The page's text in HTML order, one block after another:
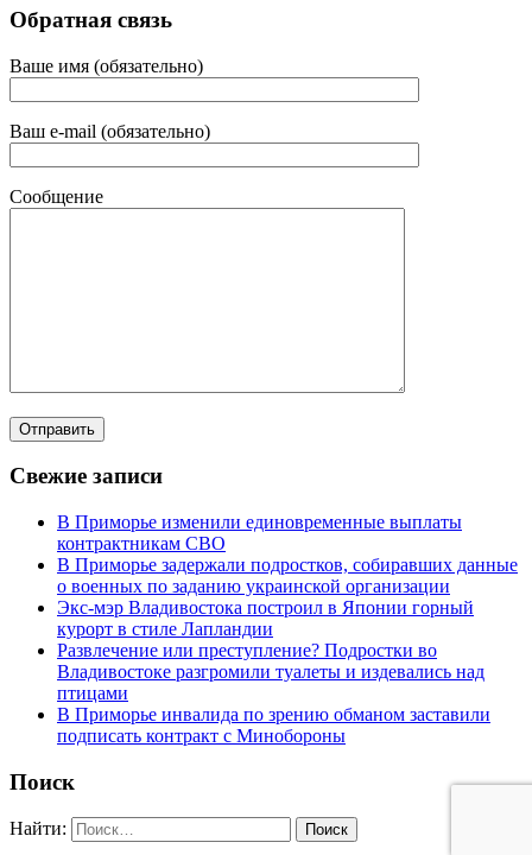
Обратная связь
Ваше имя (обязательно)
Ваш e-mail (обязательно)
Сообщение
Свежие записи
В Приморье изменили единовременные выплаты
контрактникам СВО
В Приморье задержали подростков, собиравших данные
о военных по заданию украинской организации
Экс-мэр Владивостока построил в Японии горный
курорт в стиле Лапландии
Развлечение или преступление? Подростки во
Владивостоке разгромили туалеты и издевались над
птицами
В Приморье инвалида по зрению обманом заставили
подписать контракт с Минобороны
Поиск
Найти: